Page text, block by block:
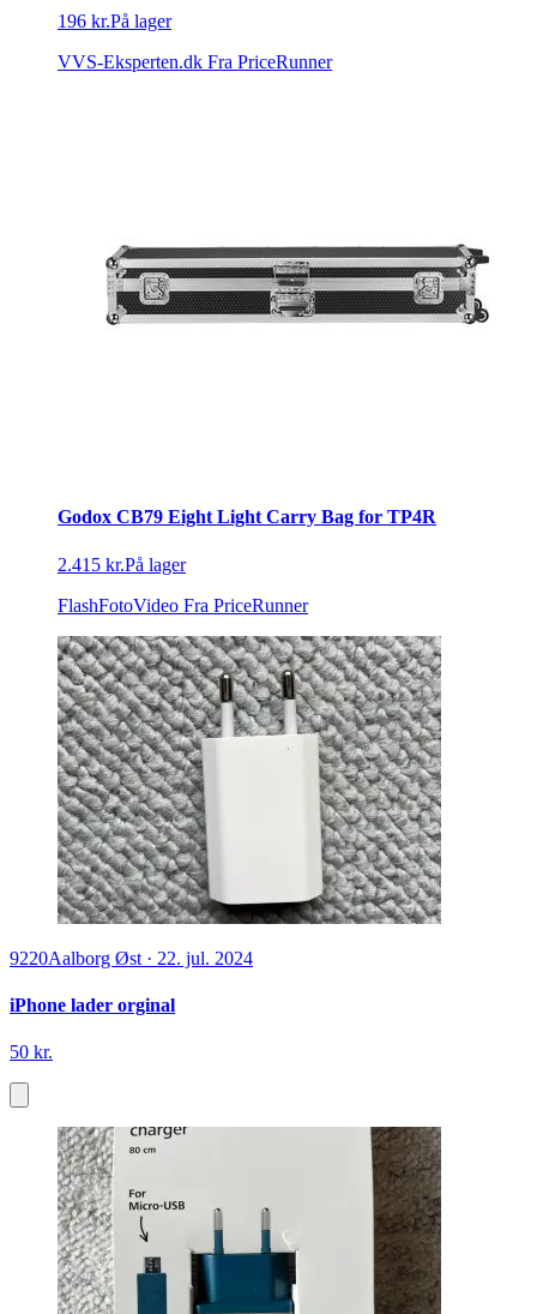
196 kr.På lager
VVS-Eksperten.dk Fra PriceRunner
Godox CB79 Eight Light Carry Bag for TP4R
2.415 kr.På lager
FlashFotoVideo Fra PriceRunner
9220Aalborg Øst · 22. jul. 2024
iPhone lader orginal
50 kr.